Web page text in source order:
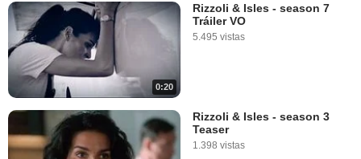
0:20
Rizzoli & Isles - season 7
Tráiler VO
5.495 vistas
Rizzoli & Isles - season 3
Teaser
1.398 vistas